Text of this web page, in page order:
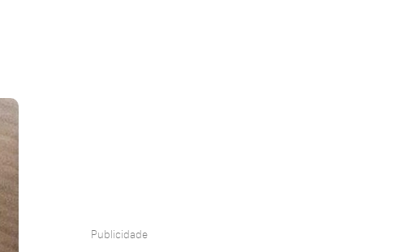
Publicidade